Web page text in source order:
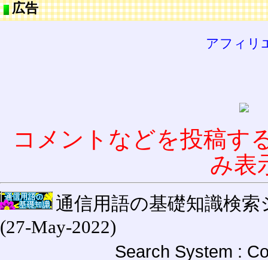
広告
アフィリ
コメントなどを投稿す
み表
通信用語の基礎知識検索
(27-May-2022)
Search System :